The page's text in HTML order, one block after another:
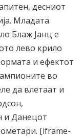
десниот
Младата
Блаж Јанц е
лево крило
и ефектот
во
да влетаат и
и Данецот
[iframe-